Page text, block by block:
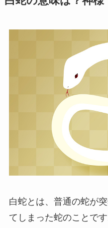
白蛇とは、普通の蛇が
てしまった蛇のことで